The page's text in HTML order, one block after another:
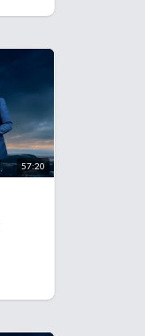
57:20